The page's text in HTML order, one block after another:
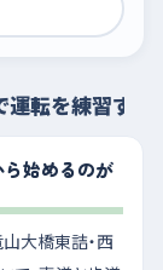
運転を練習する
始めるのが
大橋東詰・西